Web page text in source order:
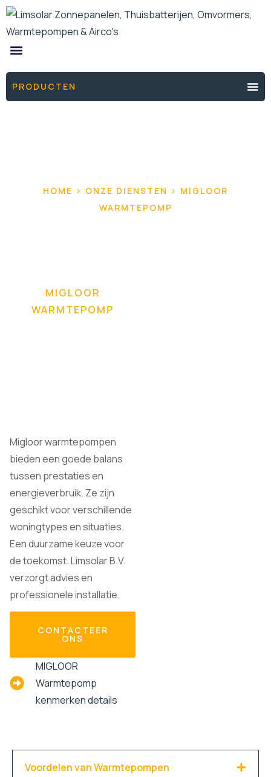
PRODUCTEN
HOME > ONZE DIENSTEN > MIGLOOR
WARMTEPOMP
MIGLOOR
WARMTEPOMP
Migloor warmtepompen
bieden een goede balans
tussen prestaties en
energieverbruik. Ze zijn
geschikt voor verschillende
woningtypes en situaties.
Een duurzame keuze voor
de toekomst. Limsolar B.V.
verzorgt advies en
professionele installatie.
CONTACTEER
ONS
MIGLOOR
Warmtepomp
kenmerken details
Voordelen van Warmtepompen